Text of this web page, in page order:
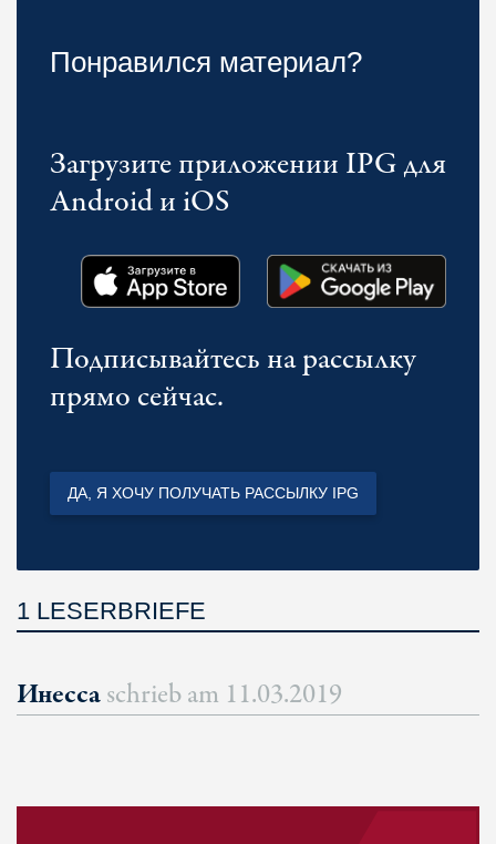
Понравился материал?
Загрузите приложении IPG для
Android и iOS
Подписывайтесь на рассылку
прямо сейчас.
ДА, Я ХОЧУ ПОЛУЧАТЬ РАССЫЛКУ IPG
1 LESERBRIEFE
Инессаschrieb am 11.03.2019